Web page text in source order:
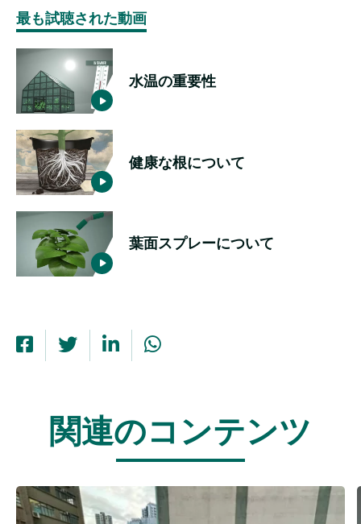
最も試聴された動画
水温の重要性
健康な根について
葉面スプレーについて
関連のコンテンツ